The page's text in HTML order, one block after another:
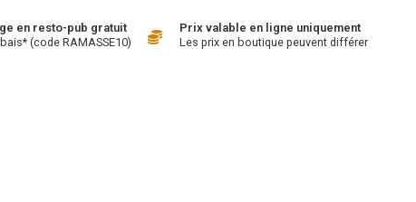
en resto-pub gratuit
(code RAMASSE10)
Prix valable en ligne uniquement
Les prix en boutique peuvent différer